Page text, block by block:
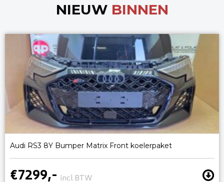
NIEUW BINNEN
Audi RS3 8Y Bumper Matrix Front koelerpaket
€7299,- incl BTW